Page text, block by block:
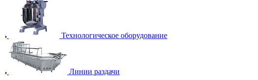
Технологическое оборудование
Линии раздачи